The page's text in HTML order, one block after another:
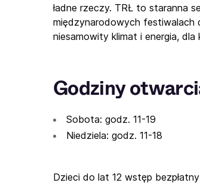
ładne rzeczy. TRŁ to staranna
międzynarodowych festiwalach
niesamowity klimat i energia,
Godziny
Sobota: godz. 11-19
Niedziela: godz. 11-18
Dzieci do lat 12 wstęp bezpłatny